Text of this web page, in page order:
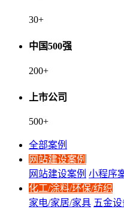
30+
中国500强
200+
上市公司
500+
全部案例
网站建设案例
网站建设案例 小程序
化工/涂料/环保/纺织
家电/家居/家具 五金